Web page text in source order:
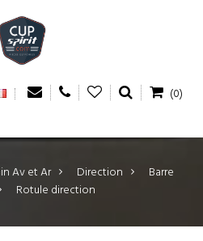
(0)
Av et Ar > Direction >
Barre
Rotule direction